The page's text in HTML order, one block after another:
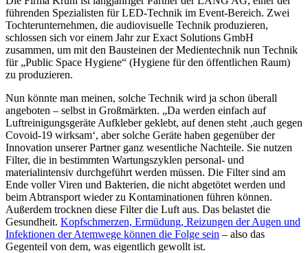
führenden Spezialisten für LED-Technik im Event-Bereich. Zwei
Tochterunternehmen, die audiovisuelle Technik produzieren,
schlossen sich vor einem Jahr zur Exact Solutions GmbH
zusammen, um mit den Bausteinen der Medientechnik nun Technik
für „Public Space Hygiene“ (Hygiene für den öffentlichen Raum)
zu produzieren.
Nun könnte man meinen, solche Technik wird ja schon überall
angeboten – selbst in Großmärkten. „Da werden einfach auf
Luftreinigungsgeräte Aufkleber geklebt, auf denen steht ‚auch gegen
Covoid-19 wirksam‘, aber solche Geräte haben gegenüber der
Innovation unserer Partner ganz wesentliche Nachteile. Sie nutzen
Filter, die in bestimmten Wartungszyklen personal- und
materialintensiv durchgeführt werden müssen. Die Filter sind am
Ende voller Viren und Bakterien, die nicht abgetötet werden und
beim Abtransport wieder zu Kontaminationen führen können.
Außerdem trocknen diese Filter die Luft aus. Das belastet die
Gesundheit. Kopfschmerzen, Ermüdung, Reizungen der Augen und
Infektionen der Atemwege können die Folge sein – also das
Gegenteil von dem, was eigentlich gewollt ist.